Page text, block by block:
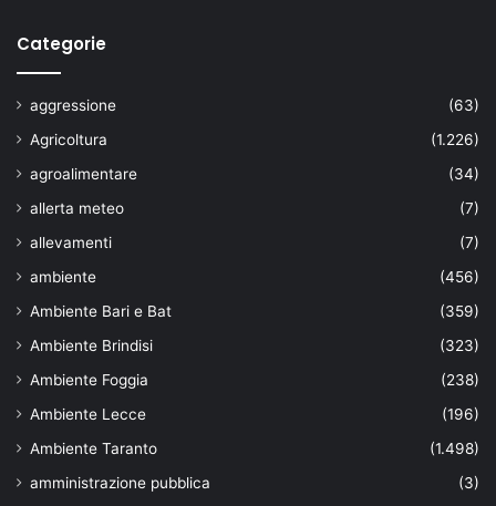
Categorie
aggressione
(63)
Agricoltura
(1.226)
agroalimentare
(34)
allerta meteo
(7)
allevamenti
(7)
ambiente
(456)
Ambiente Bari e Bat
(359)
Ambiente Brindisi
(323)
Ambiente Foggia
(238)
Ambiente Lecce
(196)
Ambiente Taranto
(1.498)
amministrazione pubblica
(3)